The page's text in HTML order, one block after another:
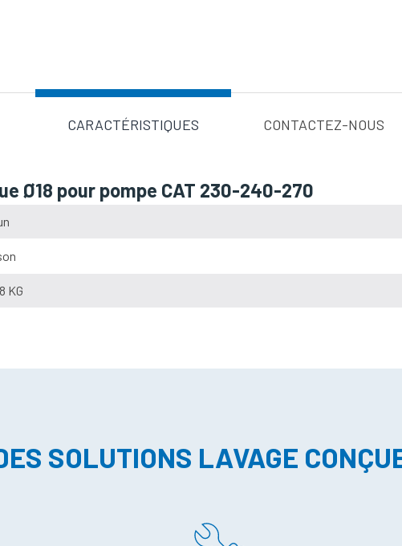
CARACTÉRISTIQUES CONTACTEZ-NOUS
Ø18 pour pompe CAT 230-240-270
KG
SOLUTIONS LAVAGE